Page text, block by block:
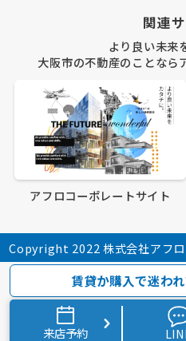
関連
より良い未来
大阪市の不動産のことなら
アフロコーポレートサイト
Copyright 2022 株式会社ア
賃貸か購入で迷わ
来店予約